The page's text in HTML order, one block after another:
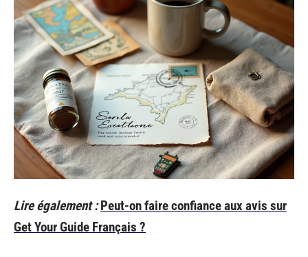
Lire également : Peut-on faire confiance aux avis sur
Get Your Guide Français ?